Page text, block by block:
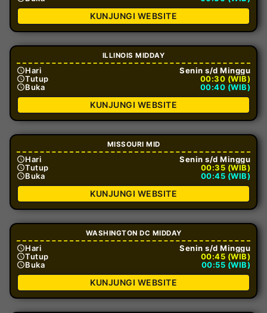
KUNJUNGI WEBSITE
ILLINOIS MIDDAY
Hari
Senin s/d Minggu
Tutup
00:30 (WIB)
Buka
00:40 (WIB)
KUNJUNGI WEBSITE
MISSOURI MID
Hari
Senin s/d Minggu
Tutup
00:35 (WIB)
Buka
00:45 (WIB)
KUNJUNGI WEBSITE
WASHINGTON DC MIDDAY
Hari
Senin s/d Minggu
Tutup
00:45 (WIB)
Buka
00:55 (WIB)
KUNJUNGI WEBSITE